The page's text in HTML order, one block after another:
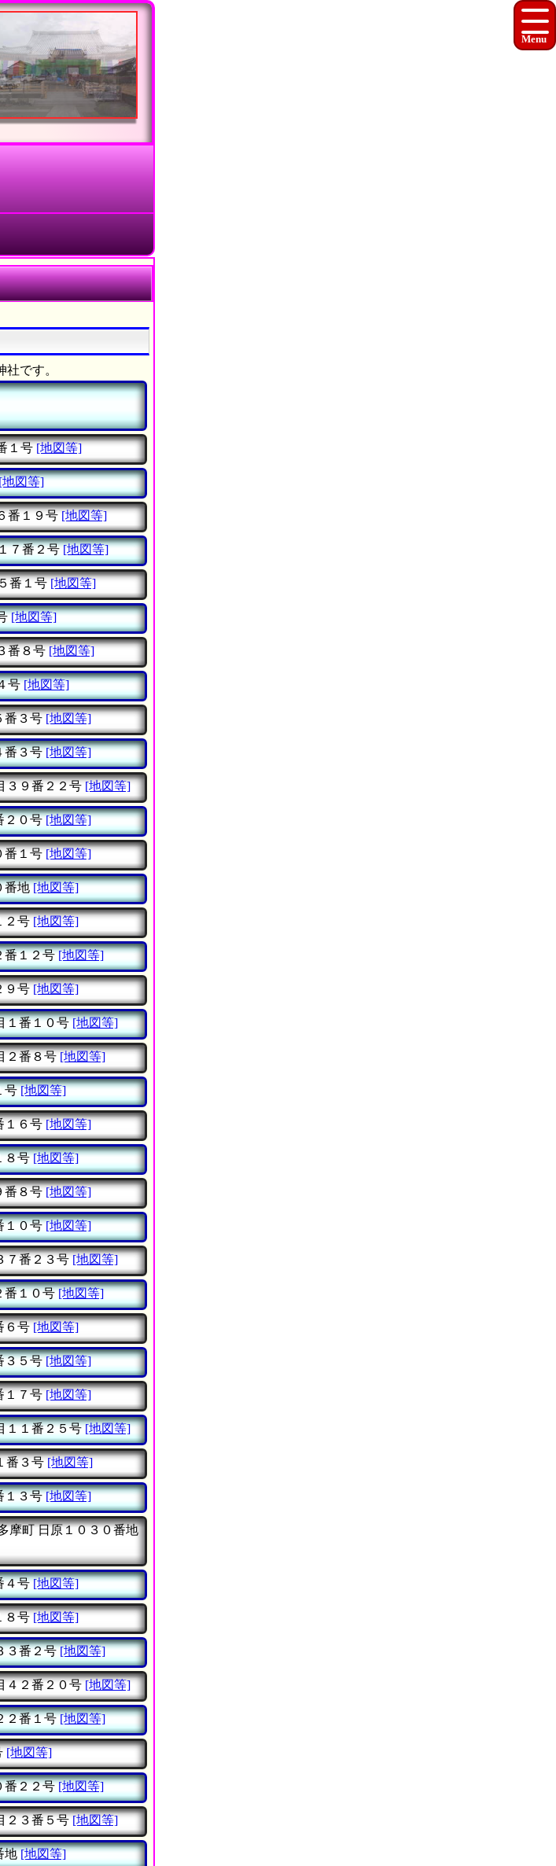
です。
１号 [地図等]
地図等]
番１９号 [地図等]
７番２号 [地図等]
番１号 [地図等]
[地図等]
番８号 [地図等]
号 [地図等]
番３号 [地図等]
番３号 [地図等]
３９番２２号 [地図等]
２０号 [地図等]
番１号 [地図等]
番地 [地図等]
２号 [地図等]
番１２号 [地図等]
９号 [地図等]
１番１０号 [地図等]
２番８号 [地図等]
号 [地図等]
１６号 [地図等]
８号 [地図等]
番８号 [地図等]
１０号 [地図等]
７番２３号 [地図等]
番１０号 [地図等]
６号 [地図等]
３５号 [地図等]
１７号 [地図等]
１１番２５号 [地図等]
番３号 [地図等]
１３号 [地図等]
摩町日原１０３０番地
４号 [地図等]
８号 [地図等]
３番２号 [地図等]
４２番２０号 [地図等]
２番１号 [地図等]
[地図等]
番２２号 [地図等]
２３番５号 [地図等]
地 [地図等]